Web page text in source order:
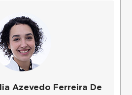
Azevedo Ferreira De